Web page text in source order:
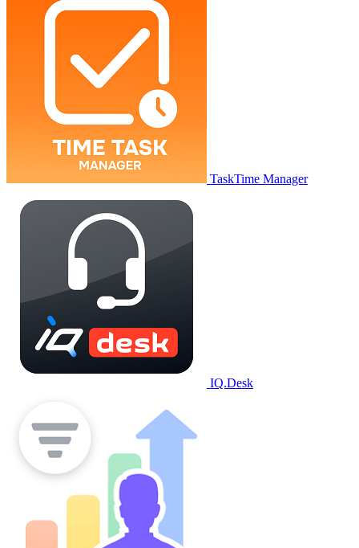
TaskTime Manager
IQ.Desk